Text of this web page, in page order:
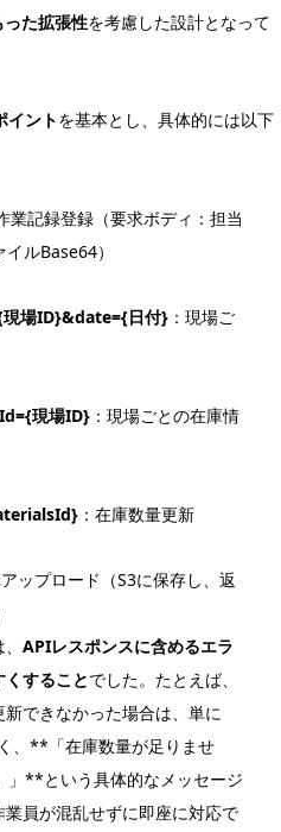
た拡張性を考慮した設計となって
イントを基本とし、具体的には以下
業記録登録（要求ボディ：担当
ルBase64）
場ID}&date={日付} ：現場ご
現場ID} ：現場ごとの在庫情
：在庫数量更新
アップロード（S3に保存し、返
、APIレスポンスに含めるエラ
することでした。たとえば、
できなかった場合は、単に
、**「在庫数量が足りませ
」**という具体的なメッセージ
員が混乱せずに即座に対応で